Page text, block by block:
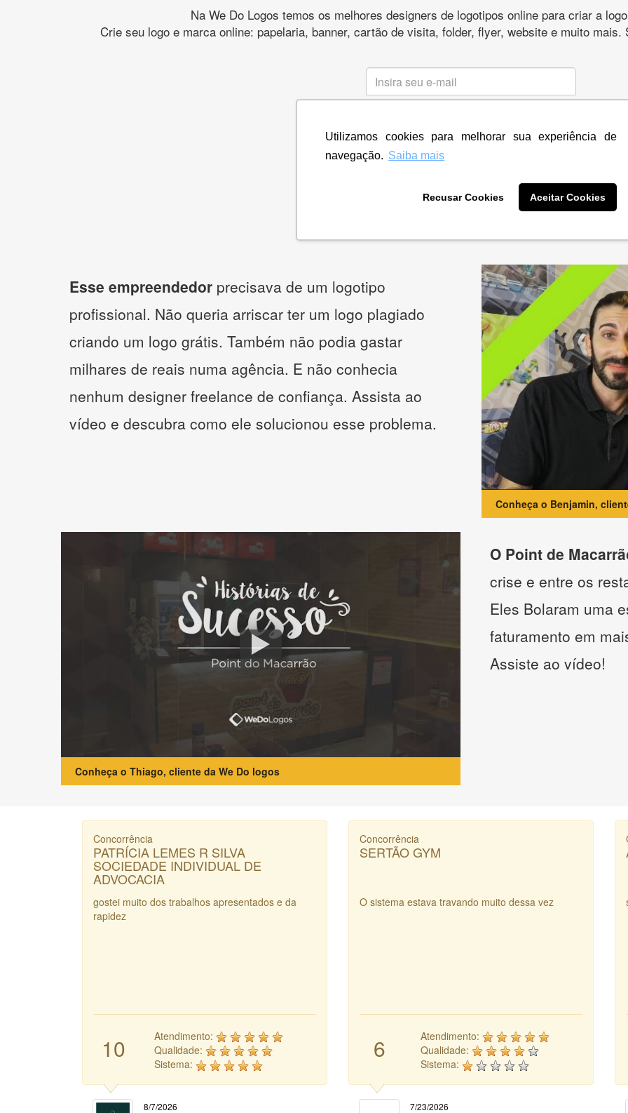
Utilizamos cookies para melhorar sua experiência de
navegação. Saiba mais
Recusar Cookies Aceitar Cookies
Na We Do Logos temos os melhores designers de logotipos online para criar a
Crie seu logo e marca online: papelaria, banner, cartão de visita, folder, flyer, website e muito
* Prometemos não compartilhar e utilizar seus dados para enviar
qualquer tipo de SPAM. Confira as
Esse empreendedor precisava de um logotipo
profissional. Não queria arriscar ter um logo plagiado
criando um logo grátis. Também não podia gastar
milhares de reais numa agência. E não conhecia
nenhum designer freelance de confiança. Assista ao
vídeo e descubra como ele solucionou esse problema.
Conheça o Benjamin,
Conheça o Thiago, cliente da We Do logos
O Point de
crise e entre os
Eles Bolaram uma
faturamento em
Assiste ao vídeo!
Concorrência
PATRÍCIA LEMES R SILVA
SOCIEDADE INDIVIDUAL DE
ADVOCACIA
gostei muito dos trabalhos apresentados e da
rapidez
10
Atendimento:
Qualidade:
Sistema:
8/7/2026
Concorrência
SERTÃO GYM
O sistema estava travando muito dessa vez
6
Atendimento:
Qualidade:
Sistema:
7/23/2026